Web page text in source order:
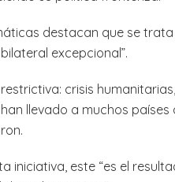
destacan que se
excepcional”.
crisis
llevado a muchos
iniciativa, este “es el